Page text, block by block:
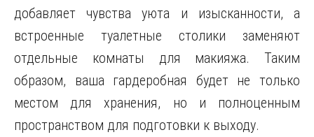
добавляет чувства уюта и изысканности, а
встроенные туалетные столики заменяют
отдельные комнаты для макияжа. Таким
образом, ваша гардеробная будет не только
местом для хранения, но и полноценным
пространством для подготовки к выходу.